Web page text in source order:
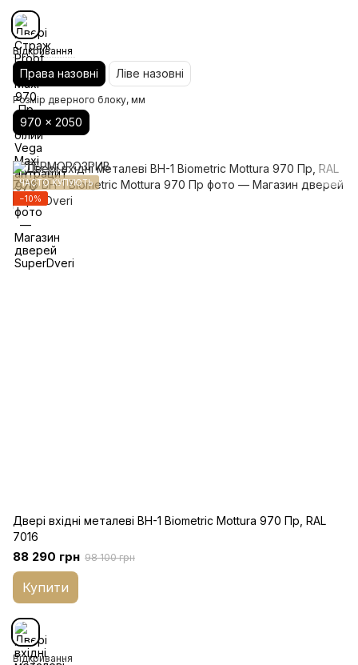
Відкривання
Права назовні Ліве назовні
Розмір дверного блоку, мм
970 x 2050
ЧАСТО КУПУЮТЬ
−10%
Двері вхідні металеві BH-1 Biometric Mottura 970 Пр, RAL
7016
88 290 грн 98 100 грн
Купити
Відкривання